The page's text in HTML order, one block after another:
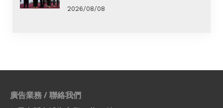
2026/08/08
廣告業務 / 聯絡我們